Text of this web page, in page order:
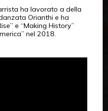
ha lavorato a della
Orianthi e ha
e “Making History”
nel 2018.